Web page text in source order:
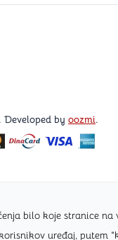
bilo koje stranice na
uređaj, putem
Developed by oozmi.